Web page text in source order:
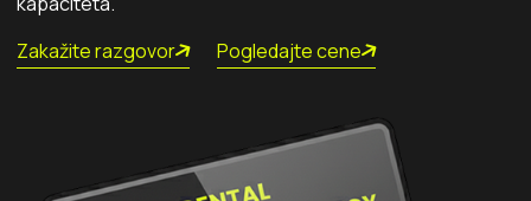
Zakažite razgovor
Pogledajte cene